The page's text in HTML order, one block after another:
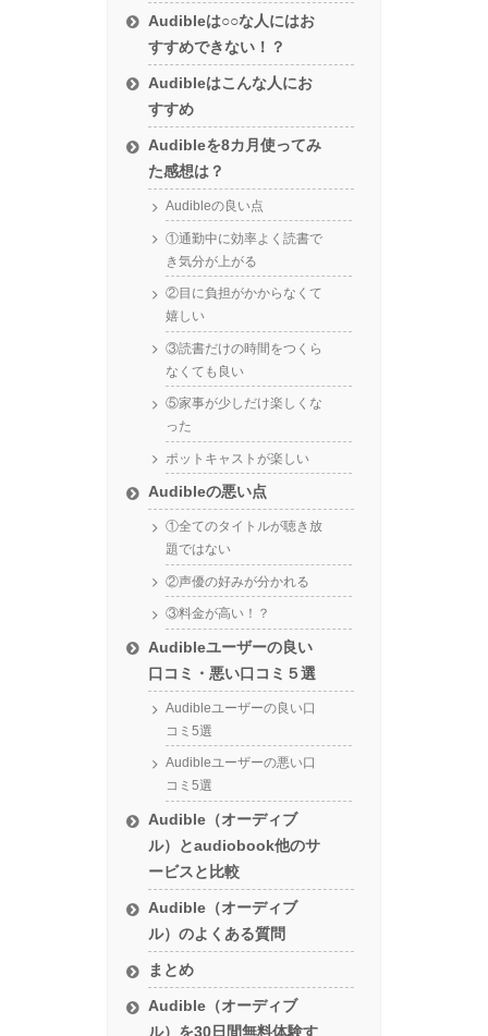
Audibleは○○な人にはお
すすめできない！？
Audibleはこんな人にお
すすめ
Audibleを8カ月使ってみ
た感想は？
Audibleの良い点
①通勤中に効率よく読書で
き気分が上がる
②目に負担がかからなくて
嬉しい
③読書だけの時間をつくら
なくても良い
⑤家事が少しだけ楽しくな
った
ポットキャストが楽しい
Audibleの悪い点
①全てのタイトルが聴き放
題ではない
②声優の好みが分かれる
③料金が高い！？
Audibleユーザーの良い
口コミ・悪い口コミ５選
Audibleユーザーの良い口
コミ5選
Audibleユーザーの悪い口
コミ5選
Audible（オーディブ
ル）とaudiobook他のサ
ービスと比較
Audible（オーディブ
ル）のよくある質問
まとめ
Audible（オーディブ
ル）を30日間無料体験す